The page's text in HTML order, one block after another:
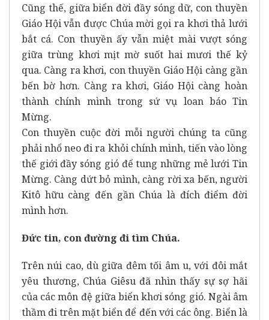
Cũng thế, giữa biển đời đầy sóng dữ, con thuyền
Giáo Hội vẫn được Chúa mời gọi ra khơi thả lưới
bắt cá. Con thuyền ấy vẫn miệt mài vượt sóng
giữa trùng khơi mịt mờ suốt hai mươi thế kỷ
qua. Càng ra khơi, con thuyền Giáo Hội càng gần
bến bờ hơn. Càng ra khơi, Giáo Hội càng hoàn
thành chính mình trong sứ vụ loan báo Tin
Mừng.
Con thuyền cuộc đời mỗi người chúng ta cũng
phải nhổ neo đi ra khỏi chính mình, tiến vào lòng
thế giới đầy sóng gió để tung những mẻ lưới Tin
Mừng. Càng dứt bỏ mình, càng rời xa bến, người
Kitô hữu càng đến gần Chúa là đích điểm đời
mình hơn.
Đức tin, con đường đi tìm Chúa.
Trên núi cao, dù giữa đêm tối âm u, với đôi mắt
yêu thương, Chúa Giêsu đã nhìn thấy sự sợ hãi
của các môn đệ giữa biển khơi sóng gió. Ngài âm
thầm đi trên mặt biển để đến với các ông. Biển là